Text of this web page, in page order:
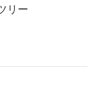
リー